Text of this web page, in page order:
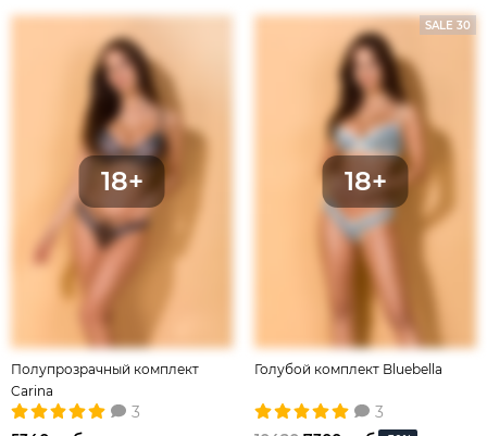
Полупрозрачный комплект
Carina
3
SALE 30
Голубой комплект Bluebella
3